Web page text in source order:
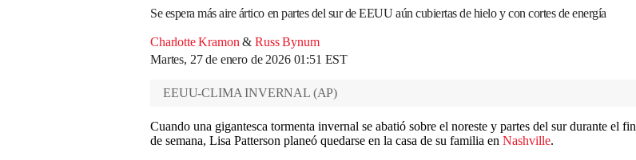
Se espera más aire ártico en partes del sur de EEUU aún cubiertas de hielo y con cortes de energía
Charlotte Kramon & Russ Bynum
Martes, 27 de enero de 2026 01:51 EST
EEUU-CLIMA INVERNAL (AP)
Cuando una gigantesca tormenta invernal se abatió sobre el noreste y partes del sur durante el fin
de semana, Lisa Patterson planeó quedarse en la casa de su familia en Nashville.